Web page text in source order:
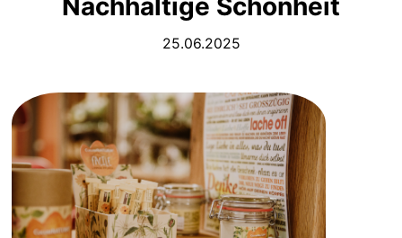
Nachhaltige Schönheit
25.06.2025